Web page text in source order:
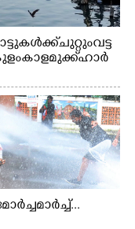
ചുറ്റും വട്ട
കാളമുക്ക് ഹാർ